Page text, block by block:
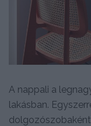
A nappali a
lakásban.